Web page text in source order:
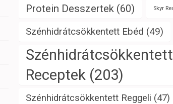
Protein Desszertek (60) Skyr
Szénhidrátcsökkentett Ebéd (49)
Szénhidrátcsökkentett
Receptek (203)
Szénhidrátcsökkentett Reggeli (47)